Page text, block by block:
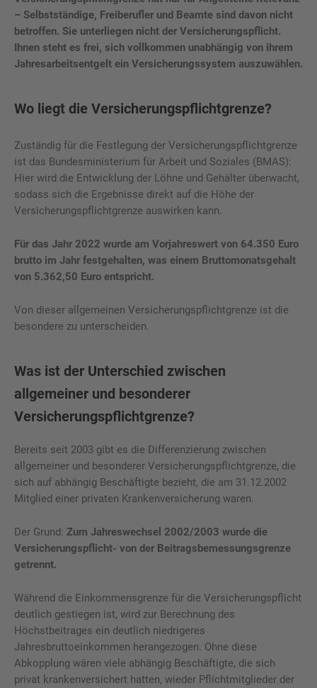
– Selbstständige, Freiberufler und Beamte sind davon nicht
betroffen. Sie unterliegen nicht der Versicherungspflicht.
Ihnen steht es frei, sich vollkommen unabhängig von ihrem
Jahresarbeitsentgelt ein Versicherungssystem auszuwählen.
Wo liegt die Versicherungspflichtgrenze?
Zuständig für die Festlegung der Versicherungspflichtgrenze
ist das Bundesministerium für Arbeit und Soziales (BMAS):
Hier wird die Entwicklung der Löhne und Gehälter überwacht,
sodass sich die Ergebnisse direkt auf die Höhe der
Versicherungspflichtgrenze auswirken kann.
Für das Jahr 2022 wurde am Vorjahreswert von 64.350 Euro
brutto im Jahr festgehalten, was einem Bruttomonatsgehalt
von 5.362,50 Euro entspricht.
Von dieser allgemeinen Versicherungspflichtgrenze ist die
besondere zu unterscheiden.
Was ist der Unterschied zwischen
allgemeiner und besonderer
Versicherungspflichtgrenze?
Bereits seit 2003 gibt es die Differenzierung zwischen
allgemeiner und besonderer Versicherungspflichtgrenze, die
sich auf abhängig Beschäftigte bezieht, die am 31.12.2002
Mitglied einer privaten Krankenversicherung waren.
Der Grund: Zum Jahreswechsel 2002/2003 wurde die
Versicherungspflicht- von der Beitragsbemessungsgrenze
getrennt.
Während die Einkommensgrenze für die Versicherungspflicht
deutlich gestiegen ist, wird zur Berechnung des
Höchstbeitrages ein deutlich niedrigeres
Jahresbruttoeinkommen herangezogen. Ohne diese
Abkopplung wären viele abhängig Beschäftigte, die sich
privat krankenversichert hatten, wieder Pflichtmitglieder der